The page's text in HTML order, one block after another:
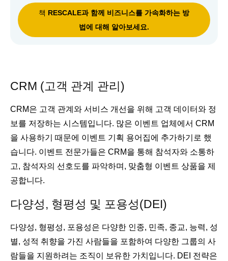
책 RESCALE과 함께 비즈니스를 가속화하는 방
법에 대해 알아보세요.
CRM (고객 관계 관리)
CRM은 고객 관계와 서비스 개선을 위해 고객 데이터와 정
보를 저장하는 시스템입니다. 많은 이벤트 업체에서 CRM
을 사용하기 때문에 이벤트 기획 용어집에 추가하기로 했
습니다. 이벤트 전문가들은 CRM을 통해 참석자와 소통하
고, 참석자의 선호도를 파악하며, 맞춤형 이벤트 상품을 제
공합니다.
다양성, 형평성 및 포용성(DEI)
다양성, 형평성, 포용성은 다양한 인종, 민족, 종교, 능력, 성
별, 성적 취향을 가진 사람들을 포함하여 다양한 그룹의 사
람들을 지원하려는 조직이 보유한 가치입니다. DEI 전략은